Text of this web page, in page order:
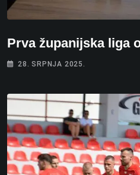
Prva županijska liga
28. SRPNJA 2025.